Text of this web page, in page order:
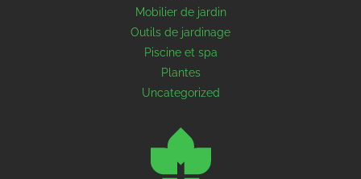
Mobilier de jardin
Outils de jardinage
Piscine et spa
Plantes
Uncategorized